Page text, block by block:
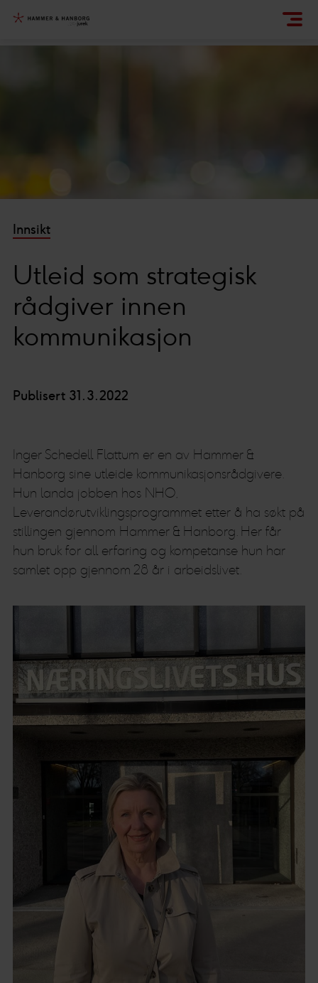
Innsikt
Utleid som strategisk
rådgiver innen
kommunikasjon
Publisert 31.3.2022
Inger Schedell Flattum er en av Hammer &
Hanborg sine utleide kommunikasjonsrådgivere.
Hun landa jobben hos NHO,
Leverandørutviklingsprogrammet etter å ha søkt på
stillingen gjennom Hammer & Hanborg. Her får
hun bruk for all erfaring og kompetanse hun har
samlet opp gjennom 28 år i arbeidslivet.